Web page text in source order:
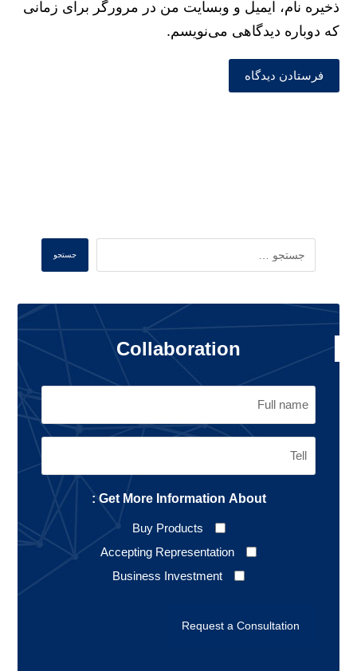
ذخیره نام، ایمیل و وبسایت من در مرورگر برای زمانی
که دوباره دیدگاهی می‌نویسم.
فرستادن دیدگاه
جستجو
Collaboration
Get More Information About :
Buy Products
Accepting Representation
Business Investment